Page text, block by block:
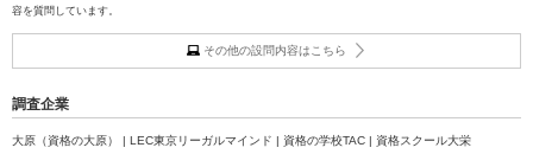
容を質問しています。
その他の設問内容はこちら
調査企業
大原（資格の大原） | LEC東京リーガルマインド | 資格の学校TAC | 資格スクール大栄